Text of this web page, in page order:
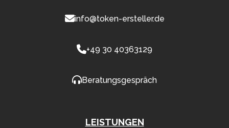
info@token-ersteller.de
+49 30 40363129
Beratungsgespräch
LEISTUNGEN